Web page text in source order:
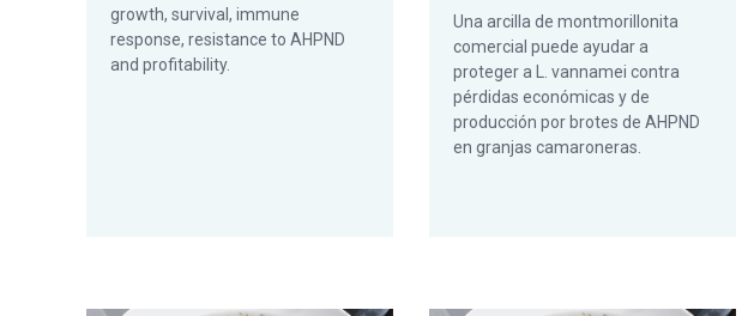
growth, survival, immune
response, resistance to AHPND
and profitability.
Una arcilla de montmorillonita
comercial puede ayudar a
proteger a L. vannamei contra
pérdidas económicas y de
producción por brotes de AHPND
en granjas camaroneras.